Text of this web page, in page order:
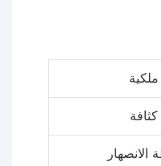
ملكية
كثافة
الانصهار